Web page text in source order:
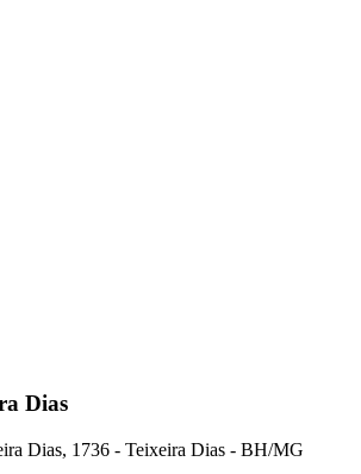
Dias
Dias, 1736 - Teixeira Dias - BH/MG